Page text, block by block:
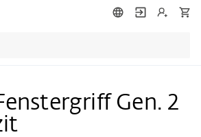
Gen. 2